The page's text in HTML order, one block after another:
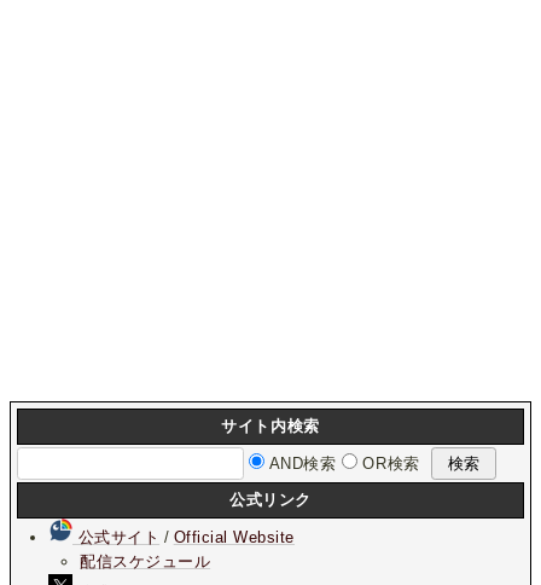
サイト内検索
AND検索
OR検索
公式リンク
公式サイト / Official Website
配信スケジュール